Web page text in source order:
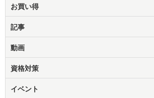
お買い得
記事
動画
資格対策
イベント